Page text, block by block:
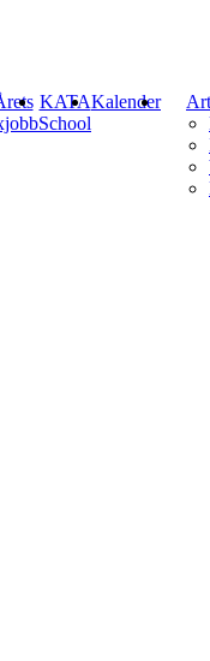
KATA
School
Kalender